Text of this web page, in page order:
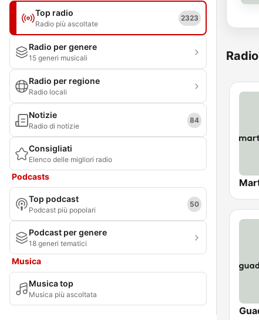
Top radio
Radio più ascoltate
2323
Radio per genere
15 generi musicali
Radio per regione
Radio locali
Notizie
Radio di notizie
84
Consigliati
Elenco delle migliori radio
Podcasts
Top podcast
Podcast più popolari
50
Podcast per genere
18 generi tematici
Musica
Musica top
Musica più ascoltata